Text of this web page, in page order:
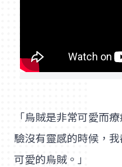
「烏賊是非常可愛而
驗沒有靈感的時候，
可愛的烏賊。」